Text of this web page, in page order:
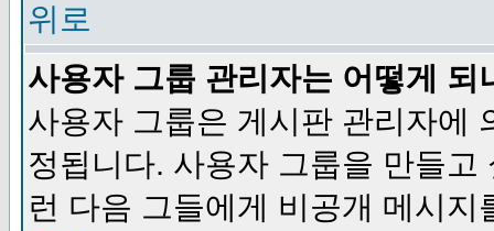
위로
사용자 그룹 관리자는 어떻게 되
사용자 그룹은 게시판 관리자에
정됩니다. 사용자 그룹을 만들
런 다음 그들에게 비공개 메시지